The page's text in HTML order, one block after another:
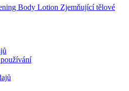
Body Lotion Zjemňující tělové